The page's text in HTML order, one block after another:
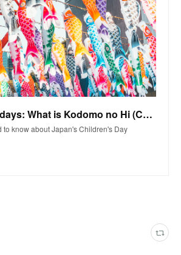
Japanese Holidays: What is Kodomo no Hi (Children’s Day)? | Tokyo Weekender
to know about Japan's Children's Day